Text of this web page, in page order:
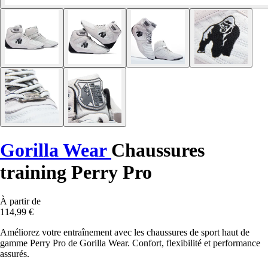
Gorilla Wear Chaussures
training Perry Pro
À partir de
114,99 €
Améliorez votre entraînement avec les chaussures de sport haut de
gamme Perry Pro de Gorilla Wear. Confort, flexibilité et performance
assurés.